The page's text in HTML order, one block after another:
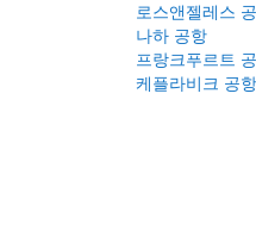
로스앤젤레스
나하 공항
프랑크푸르트
케플라비크 공항